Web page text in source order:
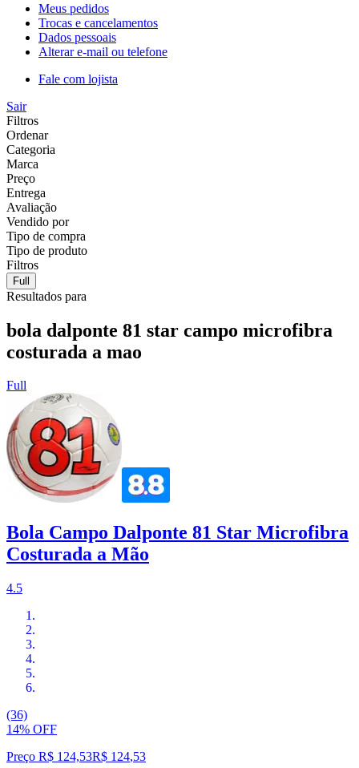
Meus pedidos
Trocas e cancelamentos
Dados pessoais
Alterar e-mail ou telefone
Fale com lojista
Sair
Filtros
Ordenar
Categoria
Marca
Preço
Entrega
Avaliação
Vendido por
Tipo de compra
Tipo de produto
Filtros
Full
Resultados para
bola dalponte 81 star campo microfibra
costurada a mao
Full
Bola Campo Dalponte 81 Star Microfibra
Costurada a Mão
4.5
(36)
14% OFF
Preço R$ 124,53R$ 124,53